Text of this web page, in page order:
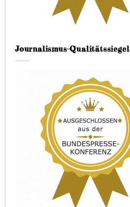
Journalismus-Qualitätssiegel